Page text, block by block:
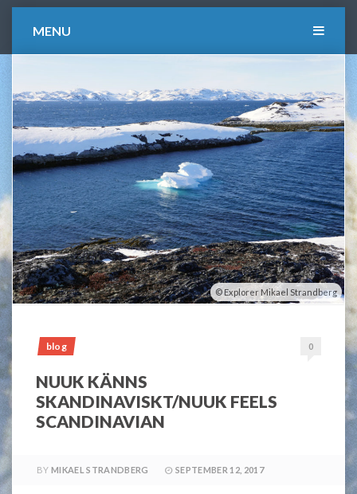
MENU
Explorer Mikael Strandberg
blog 0
NUUK KÄNNS
SKANDINAVISKT/NUUK FEELS
SCANDINAVIAN
BY MIKAEL STRANDBERG SEPTEMBER 12, 2017